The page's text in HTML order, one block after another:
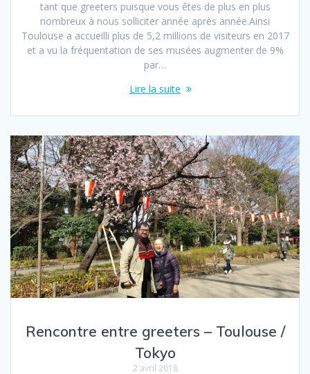
tant que greeters puisque vous êtes de plus en plus
nombreux à nous solliciter année après année.Ainsi
Toulouse a accueilli plus de 5,2 millions de visiteurs en 2017
et a vu la fréquentation de ses musées augmenter de 9%
par…
Lire la suite
Rencontre entre greeters – Toulouse /
Tokyo
2 avril 2018